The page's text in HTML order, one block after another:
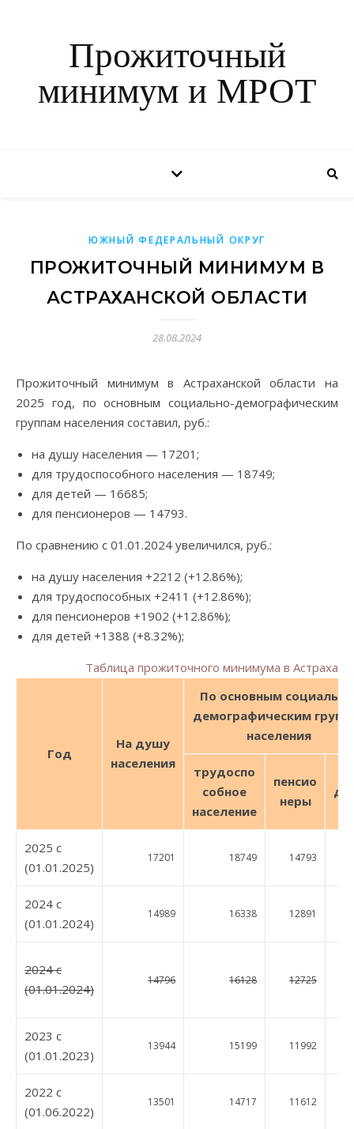
Прожиточный
минимум и МРОТ
ЮЖНЫЙ ФЕДЕРАЛЬНЫЙ ОКРУГ
ПРОЖИТОЧНЫЙ МИНИМУМ В
АСТРАХАНСКОЙ ОБЛАСТИ
28.08.2024
Прожиточный минимум в Астраханской области на
2025 год, по основным социально-демографическим
группам населения составил, руб.:
на душу населения — 17201;
для трудоспособного населения — 18749;
для детей — 16685;
для пенсионеров — 14793.
По сравнению с 01.01.2024 увеличился, руб.:
на душу населения +2212 (+12.86%);
для трудоспособных +2411 (+12.86%);
для пенсионеров +1902 (+12.86%);
для детей +1388 (+8.32%);
Таблица прожиточного минимума в
Год
На душу
населения
По основным
демографическим
населения
трудоспо
собное
население
пенсио
неры
2025 c
(01.01.2025)
17201 18749 14793
2024 c
(01.01.2024)
14989 16338 12891
2024 c
(01.01.2024)
14796 16128 12725
2023 c
(01.01.2023)
13944 15199 11992
2022 c
(01.06.2022)
13501 14717 11612